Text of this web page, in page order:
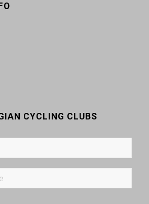
CYCLING CLUBS